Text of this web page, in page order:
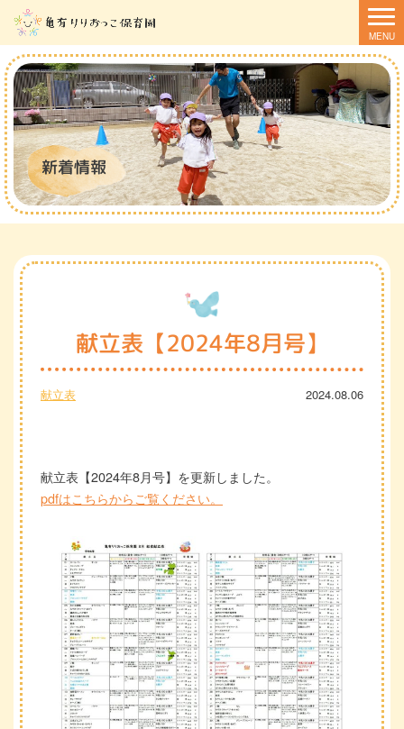
新着情報
献立表【2024年8月号】
献立表 2024.08.06
献立表【2024年8月号】を更新しました。
pdfはこちらからご覧ください。